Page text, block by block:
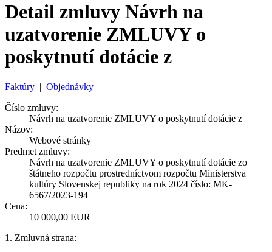
Detail zmluvy Návrh na
uzatvorenie ZMLUVY o
poskytnutí dotácie z
Faktúry | Objednávky
Číslo zmluvy:
Návrh na uzatvorenie ZMLUVY o poskytnutí dotácie z
Názov:
Webové stránky
Predmet zmluvy:
Návrh na uzatvorenie ZMLUVY o poskytnutí dotácie zo
štátneho rozpočtu prostredníctvom rozpočtu Ministerstva
kultúry Slovenskej republiky na rok 2024 číslo: MK-
6567/2023-194
Cena:
10 000,00 EUR
1. Zmluvná strana: